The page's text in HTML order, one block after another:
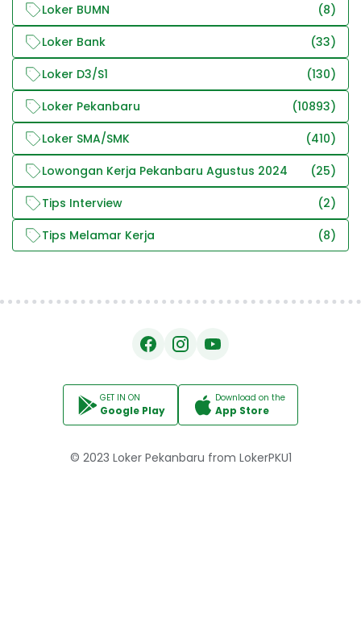
Loker BUMN
(8)
Loker Bank
(33)
Loker D3/S1
(130)
Loker Pekanbaru
(10893)
Loker SMA/SMK
(410)
Lowongan Kerja Pekanbaru Agustus 2024
(25)
Tips Interview
(2)
Tips Melamar Kerja
(8)
GET IN ON
Google Play
Download on the
App Store
© 2023 Loker Pekanbaru from LokerPKU1